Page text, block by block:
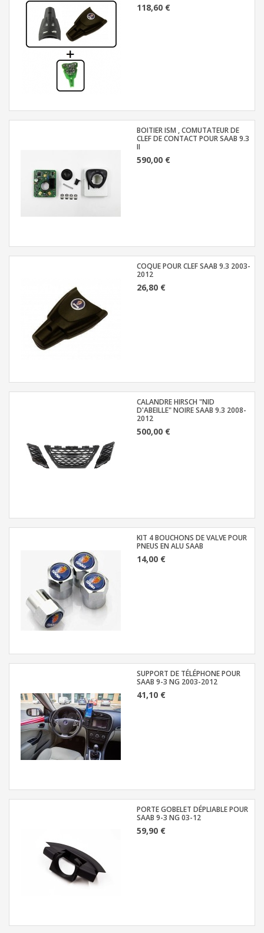
118,60 €
BOITIER ISM , COMUTATEUR DE
CLEF DE CONTACT POUR SAAB 9.3
II
590,00 €
COQUE POUR CLEF SAAB 9.3 2003-
2012
26,80 €
CALANDRE HIRSCH "NID
D'ABEILLE" NOIRE SAAB 9.3 2008-
2012
500,00 €
KIT 4 BOUCHONS DE VALVE POUR
PNEUS EN ALU SAAB
14,00 €
SUPPORT DE TÉLÉPHONE POUR
SAAB 9-3 NG 2003-2012
41,10 €
PORTE GOBELET DÉPLIABLE POUR
SAAB 9-3 NG 03-12
59,90 €